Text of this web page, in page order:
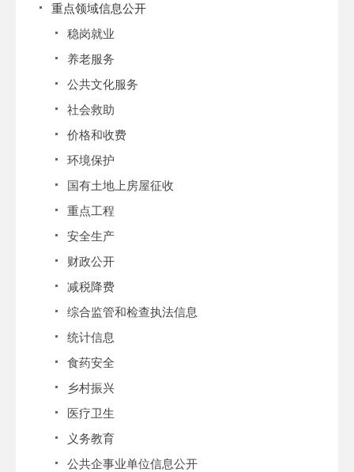
重点领域信息公开
稳岗就业
养老服务
公共文化服务
社会救助
价格和收费
环境保护
国有土地上房屋征收
重点工程
安全生产
财政公开
减税降费
综合监管和检查执法信息
统计信息
食药安全
乡村振兴
医疗卫生
义务教育
公共企事业单位信息公开